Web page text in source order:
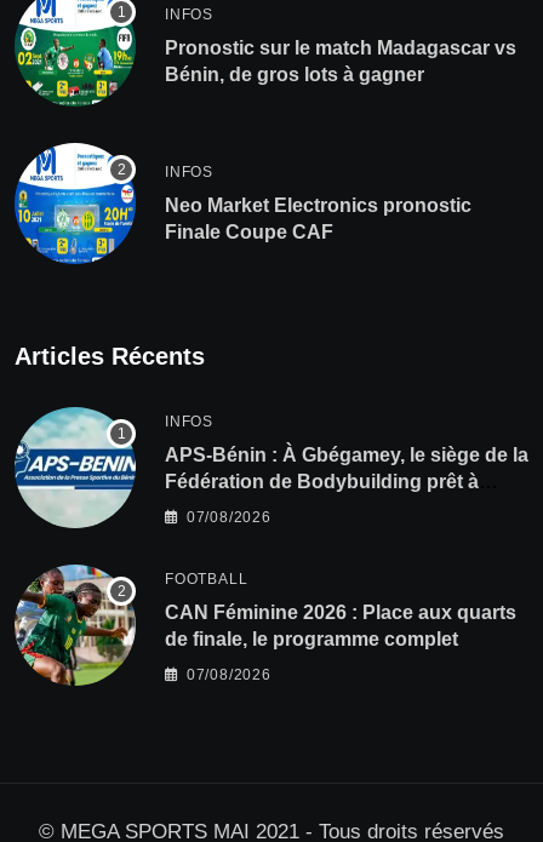
INFOS
Pronostic sur le match Madagascar vs
Bénin, de gros lots à gagner
INFOS
Neo Market Electronics pronostic
Finale Coupe CAF
Articles Récents
INFOS
APS-Bénin : À Gbégamey, le siège de la
Fédération de Bodybuilding prêt à
accueillir l’AG élective 2026
07/08/2026
FOOTBALL
CAN Féminine 2026 : Place aux quarts
de finale, le programme complet
07/08/2026
© MEGA SPORTS MAI 2021 - Tous droits réservés